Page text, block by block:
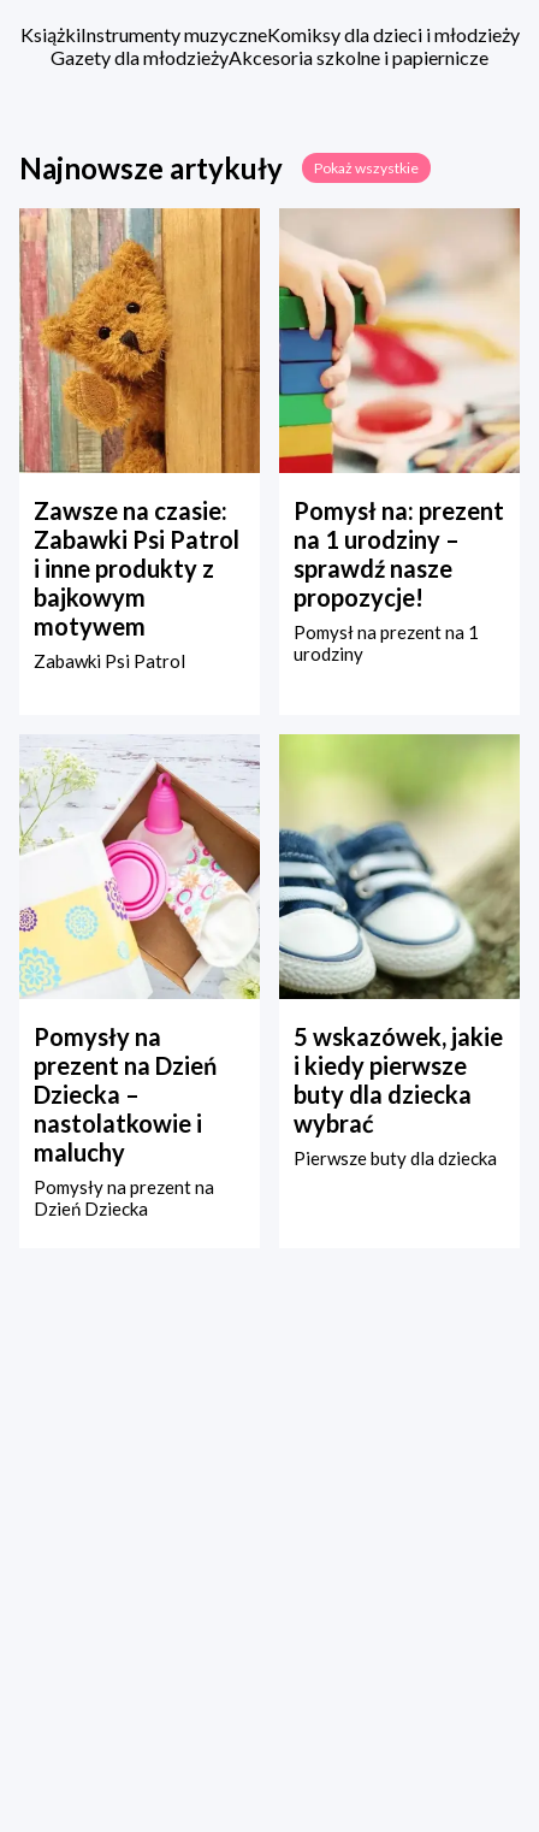
KsiążkiInstrumenty muzyczneKomiksy dla dzieci i młodzieży
Gazety dla młodzieżyAkcesoria szkolne i papiernicze
Najnowsze artykuły Pokaż wszystkie
Zawsze na czasie:
Zabawki Psi Patrol
i inne produkty z
bajkowym
motywem
Zabawki Psi Patrol
Pomysł na: prezent
na 1 urodziny –
sprawdź nasze
propozycje!
Pomysł na prezent na 1
urodziny
Pomysły na
prezent na Dzień
Dziecka –
nastolatkowie i
maluchy
Pomysły na prezent na
Dzień Dziecka
5 wskazówek, jakie
i kiedy pierwsze
buty dla dziecka
wybrać
Pierwsze buty dla dziecka